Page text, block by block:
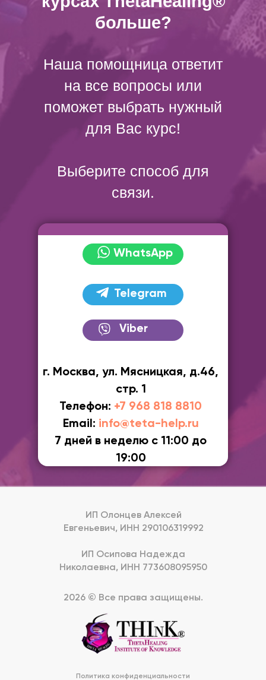
Telegram
WhatsApp
Viber
больше?
Наша помощница ответит
на все вопросы или
поможет выбрать нужный
для Вас курс!
Выберите способ для
связи.
г. Москва, ул. Мясницкая, д.46,
стр. 1
Телефон: +7 968 818 8810
Email: info@teta-help.ru
7 дней в неделю с 11:00 до
19:00
ИП Олонцев Алексей
Евгеньевич, ИНН 290106319992
ИП Осипова Надежда
Николаевна, ИНН 773608095950
2026 © Все права защищены.
Политика конфиденциальности